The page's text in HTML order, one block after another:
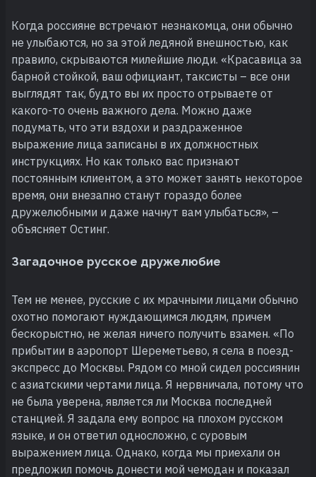
Когда россияне встречают незнакомца, они обычно
не улыбаются, но за этой ледяной внешностью, как
правило, скрываются милейшие люди. «Красавица за
барной стойкой, ваш официант, таксисты – все они
выглядят так, будто вы их просто отрываете от
какого-то очень важного дела. Можно даже
подумать, что эти вздохи и раздраженное
выражение лица записаны в их должностных
инструкциях. Но как только вас признают
постоянным клиентом, а это может занять некоторое
время, они внезапно станут гораздо более
дружелюбными и даже начнут вам улыбаться», –
объясняет Остинг.
Загадочное русское дружелюбие
Тем не менее, русские с их мрачными лицами обычно
охотно помогают нуждающимся людям, причем
бескорыстно, не желая ничего получить взамен. «По
прибытии в аэропорт Шереметьево, я села в поезд-
экспресс до Москвы. Рядом со мной сидел россиянин
с азиатскими чертами лица. Я нервничала, потому что
не была уверена, является ли Москва последней
станцией. Я задала ему вопрос на плохом русском
языке, и он ответил односложно, с суровым
выражением лица. Однако, когда мы приехали он
предложил помочь донести мой чемодан и показал